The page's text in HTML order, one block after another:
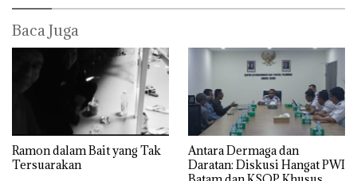
Baca Juga
Ramon dalam Bait yang Tak
Tersuarakan
Antara Dermaga dan
Daratan: Diskusi Hangat PWI